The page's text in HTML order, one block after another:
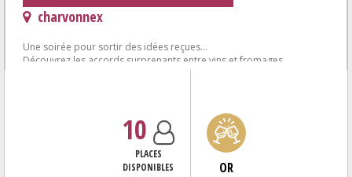
charvonnex
Une soirée pour sortir des idées reçues...
Découvrez les accords surprenants entre vins et fromages
6 vins autour de fromages affinés de la...
10
PLACES
DISPONIBLES
OR